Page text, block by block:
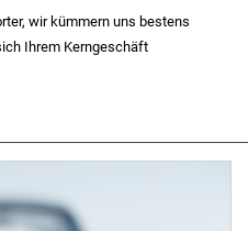
wir kümmern uns bestens
Ihrem Kerngeschäft